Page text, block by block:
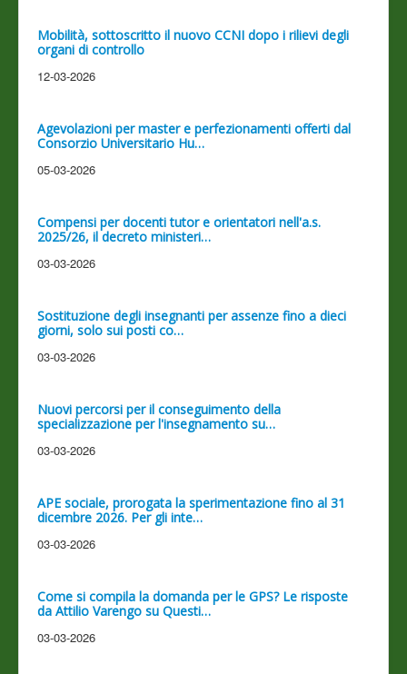
Mobilità, sottoscritto il nuovo CCNI dopo i rilievi degli
organi di controllo
12-03-2026
Agevolazioni per master e perfezionamenti offerti dal
Consorzio Universitario Hu…
05-03-2026
Compensi per docenti tutor e orientatori nell'a.s.
2025/26, il decreto ministeri…
03-03-2026
Sostituzione degli insegnanti per assenze fino a dieci
giorni, solo sui posti co…
03-03-2026
Nuovi percorsi per il conseguimento della
specializzazione per l'insegnamento su…
03-03-2026
APE sociale, prorogata la sperimentazione fino al 31
dicembre 2026. Per gli inte…
03-03-2026
Come si compila la domanda per le GPS? Le risposte
da Attilio Varengo su Questi…
03-03-2026